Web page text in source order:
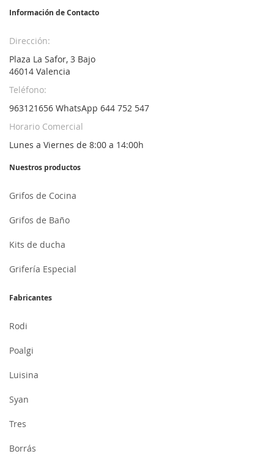
Información de Contacto
Dirección:
Plaza La Safor, 3 Bajo
46014 Valencia
Teléfono:
963121656 WhatsApp 644 752 547
Horario Comercial
Lunes a Viernes de 8:00 a 14:00h
Nuestros productos
Grifos de Cocina
Grifos de Baño
Kits de ducha
Grifería Especial
Fabricantes
Rodi
Poalgi
Luisina
Syan
Tres
Borrás